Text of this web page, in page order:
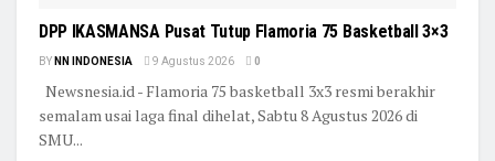
DPP IKASMANSA Pusat Tutup Flamoria 75 Basketball 3×3
BY NN INDONESIA 9 Agustus 2026 0
Newsnesia.id - Flamoria 75 basketball 3x3 resmi berakhir
semalam usai laga final dihelat, Sabtu 8 Agustus 2026 di
SMU...